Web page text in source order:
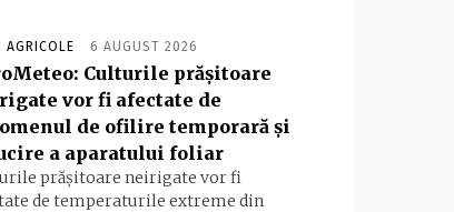
AGRICOLE 6 AUGUST 2026
Culturile prăşitoare
vor fi afectate de
de ofilire temporară şi
a aparatului foliar
prășitoare neirigate vor fi
de temperaturile extreme din